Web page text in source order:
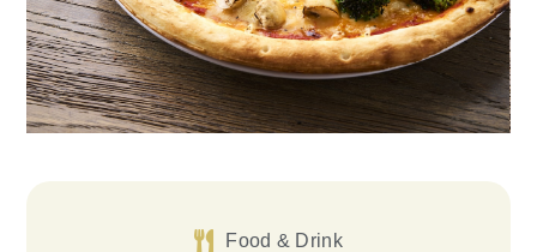
Food & Drink